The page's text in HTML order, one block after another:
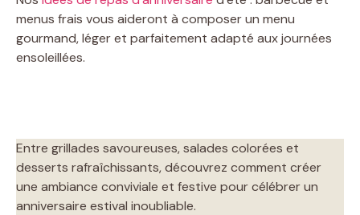
menus frais vous aideront à composer un menu
gourmand, léger et parfaitement adapté aux journées
ensoleillées.
Entre grillades savoureuses, salades colorées et
desserts rafraîchissants, découvrez comment créer
une ambiance conviviale et festive pour célébrer un
anniversaire estival inoubliable.